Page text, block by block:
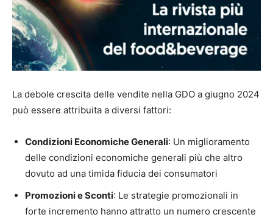
La debole crescita delle vendite nella GDO a giugno 2024
può essere attribuita a diversi fattori:
Condizioni Economiche Generali: Un miglioramento
delle condizioni economiche generali più che altro
dovuto ad una timida fiducia dei consumatori
Promozioni e Sconti: Le strategie promozionali in
forte incremento hanno attratto un numero crescente